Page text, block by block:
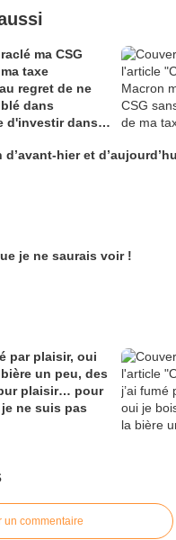
ma CSG
taxe
regret de ne
dans
d'investir dans
hier et
je ne saurais voir !
par plaisir, oui
un peu, des
plaisir… pour
ne suis pas
un commentaire